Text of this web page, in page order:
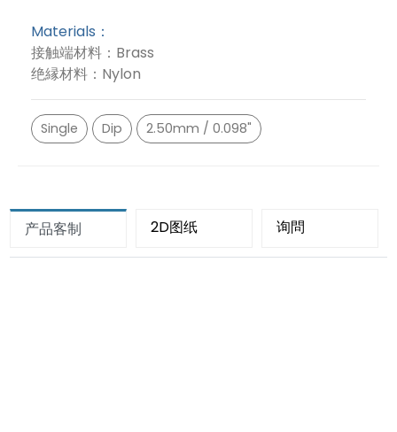
Materials：
接触端材料：Brass
绝縁材料：Nylon
Single Dip 2.50mm / 0.098"
产品客制 2D图纸 询問